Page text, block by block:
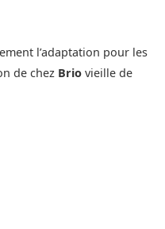
l’adaptation pour les
de chez Brio vieille de